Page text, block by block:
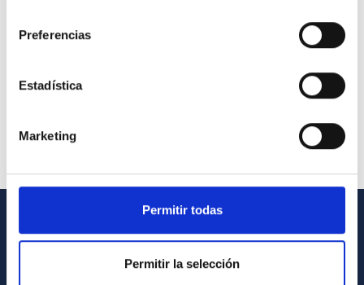
Preferencias
Estadística
Marketing
Permitir todas
Permitir la selección
INFORMACIÓN GENERAL